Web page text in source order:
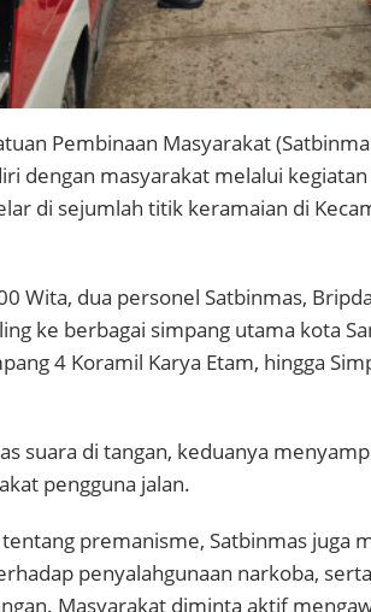
Pembinaan Masyarakat
dengan masyarakat melalui
di sejumlah titik keramaian di
Wita, dua personel Satbinmas,
ke berbagai simpang utama kota
4 Koramil Karya Etam, hingga
suara di tangan, keduanya
pengguna jalan.
premanisme, Satbinmas juga
penyalahgunaan narkoba,
Masyarakat diminta aktif